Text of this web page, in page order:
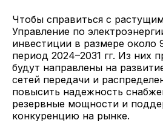
Чтобы справиться с
Управление по
инвестиции в размере около
период 2024–2031 гг. Из них
будут направлены на
сетей передачи и
повысить надежность
резервные мощности и
конкуренцию на рынке.